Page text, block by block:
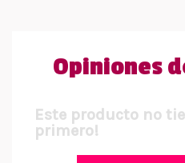
Opiniones
Este producto no
primero!